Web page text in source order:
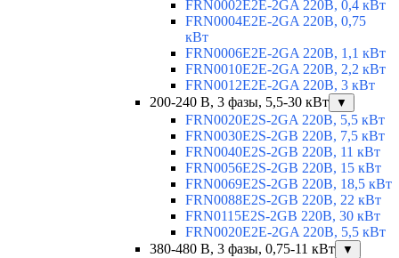
FRN0002E2E-2GA 220В, 0,4 кВт
FRN0004E2E-2GA 220В, 0,75
кВт
FRN0006E2E-2GA 220В, 1,1 кВт
FRN0010E2E-2GA 220В, 2,2 кВт
FRN0012E2E-2GA 220В, 3 кВт
200-240 В, 3 фазы, 5,5-30 кВт
▼
FRN0020E2S-2GA 220В, 5,5 кВт
FRN0030E2S-2GB 220В, 7,5 кВт
FRN0040E2S-2GB 220В, 11 кВт
FRN0056E2S-2GB 220В, 15 кВт
FRN0069E2S-2GB 220В, 18,5 кВт
FRN0088E2S-2GB 220В, 22 кВт
FRN0115E2S-2GB 220В, 30 кВт
FRN0020E2E-2GA 220В, 5,5 кВт
380-480 В, 3 фазы, 0,75-11 кВт
▼